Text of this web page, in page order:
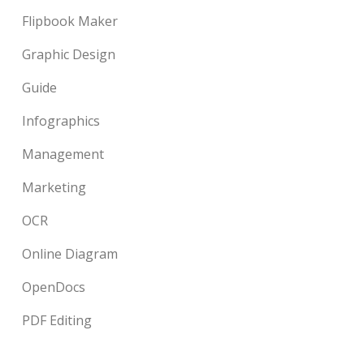
Flipbook Maker
Graphic Design
Guide
Infographics
Management
Marketing
OCR
Online Diagram
OpenDocs
PDF Editing